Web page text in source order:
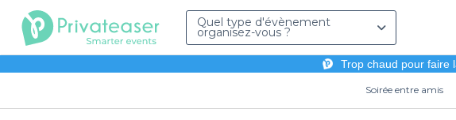
Quel type d'évènement
organisez-vous ?
Trop chaud pour faire
Soirée entre amis